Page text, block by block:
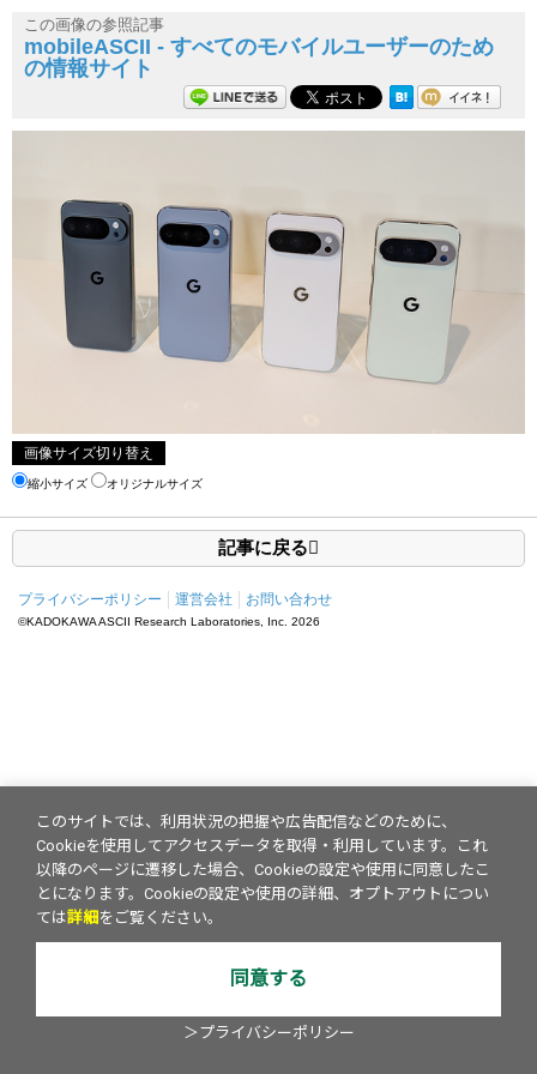
この画像の参照記事
mobileASCII - すべてのモバイルユーザーのため
の情報サイト
画像サイズ切り替え
縮小サイズ オリジナルサイズ
記事に戻る
プライバシーポリシー 運営会社 お問い合わせ
©KADOKAWA ASCII Research Laboratories, Inc. 2026
このサイトでは、利用状況の把握や広告配信などのために、
Cookieを使用してアクセスデータを取得・利用しています。これ
以降のページに遷移した場合、Cookieの設定や使用に同意したこ
とになります。Cookieの設定や使用の詳細、オプトアウトについ
ては詳細 をご覧ください。
同意する
＞プライバシーポリシー